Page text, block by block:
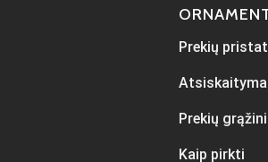
Prekių
Prekių
Kaip pirkti